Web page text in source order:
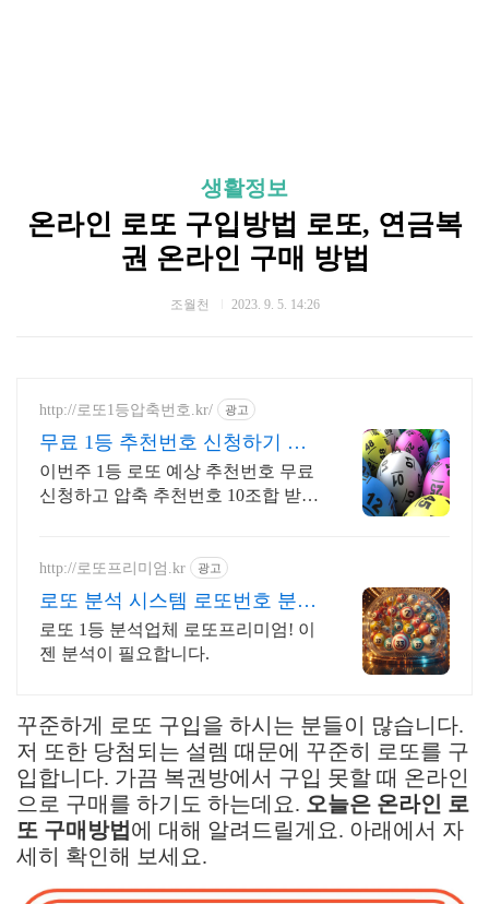
생활정보
온라인 로또 구입방법 로또, 연금복
권 온라인 구매 방법
조월천 2023. 9. 5. 14:26
http://로또1등압축번호.kr/ 광고
무료 1등 추천번호 신청하기 이
번주 1등 추천번호무료받기
이번주 1등 로또 예상 추천번호 무료
신청하고 압축 추천번호 10조합 받아
다
http://로또프리미엄.kr 광고
로또 분석 시스템 로또번호 분석
업체
로또 1등 분석업체 로또프리미엄! 이
젠 분석이 필요합니다.
꾸준하게 로또 구입을 하시는 분들이 많습니다.
저 또한 당첨되는 설렘 때문에 꾸준히 로또를 구
입합니다. 가끔 복권방에서 구입 못할 때 온라인
으로 구매를 하기도 하는데요. 오늘은 온라인 로
또 구매방법 에 대해 알려드릴게요. 아래에서 자
세히 확인해 보세요.